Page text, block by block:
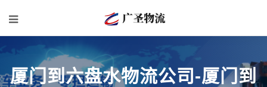
厦门到六盘水物流公司-厦门到